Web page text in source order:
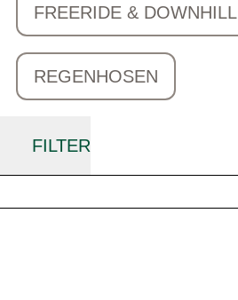
FREERIDE & DOWNHILL
REGENHOSEN
FILTER